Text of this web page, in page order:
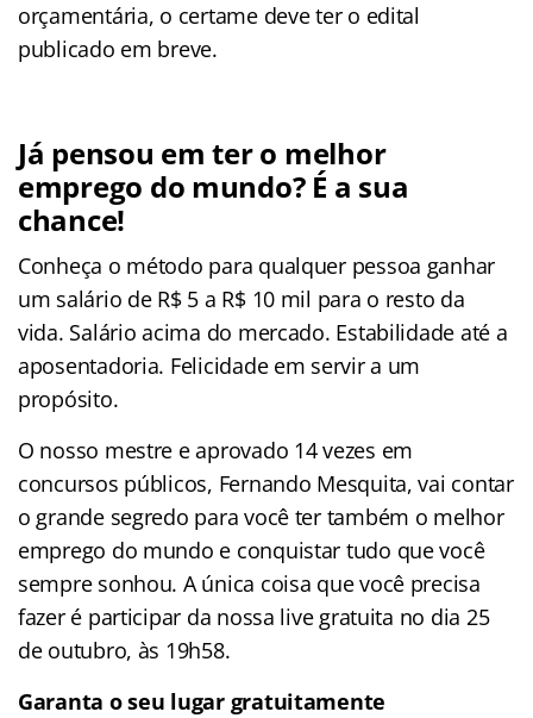
orçamentária, o certame deve ter o edital
publicado em breve.
Já pensou em ter o melhor
emprego do mundo? É a sua
chance!
Conheça o método para qualquer pessoa ganhar
um salário de R$ 5 a R$ 10 mil para o resto da
vida. Salário acima do mercado. Estabilidade até a
aposentadoria. Felicidade em servir a um
propósito.
O nosso mestre e aprovado 14 vezes em
concursos públicos, Fernando Mesquita, vai contar
o grande segredo para você ter também o melhor
emprego do mundo e conquistar tudo que você
sempre sonhou. A única coisa que você precisa
fazer é participar da nossa live gratuita no dia 25
de outubro, às 19h58.
Garanta o seu lugar gratuitamente